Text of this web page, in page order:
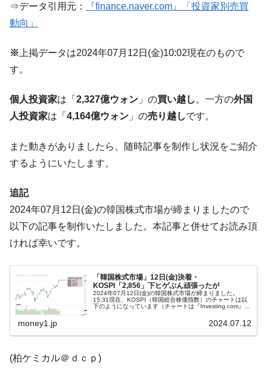
『Money1』
韓国政府『BYD』車への補助金を全廃 ⇒ 実
は韓国で『BYD』車は売れている。6カ月で対前年同期比
『Money1』
在韓米国大使スティールが着韓！⇒ さっそ
く空港に詰めかけ「出て行け！」「極右勢力」のプラカー
『Money1』
韓国政府「2035年までに18.4GW規模のAIデ
ータセンター整備」⇒ だから無理だってば。
ほぼ終わった」
『Money1』
韓国『国民年金公団』株価暴落で200兆蒸
『Money1』
ャンペーン」⇒ あの名物教授も登場！
『Money1』
韓国「橋が落ちました」⇒ 耐久性「なさす
ぎ」では。
『Money1』
韓国鉄鋼最大手『POSCO』ズブズブ沈む。
営業利益80.2％も減少
『Money1』
米国下院「韓国の公務員個人をターゲット
にぶん殴る法案」提出！⇒ クーパン問題は合衆国企業に対
する差別。許してはおかぬ
他人事のような発言。
⇒データ引用元：
『finance.naver.com』「投資家別売買
動向」
※ 上掲データは2024年07月12日(金)10:02現在のもので
す。
個人投資家は「 2,327億ウォン 」の買い越し。一方の外国
人投資家は「 4,164億ウォン 」の売り越しです。
また動きがありましたら、随時記事を制作し状況をご紹介
するようにいたします。
追記
2024年07月12日(金)の韓国株式市場が締まりましたので
以下の記事を制作いたしました。本記事と併せてお読み頂
ければ幸いです。
「韓国株式市場」12日(金)決着・
KOSPI「2,856」下ヒゲぶん頑張ったが
2024年07月12日(金)の韓国株式市場が締まりました。
15:31現在、KOSPI（韓国総合株価指数）のチャートは以
下のようになっています（チャートは『Investing.com』よ
money1.jp 2024.07.12
(柏ケミカル＠ｄｃｐ)